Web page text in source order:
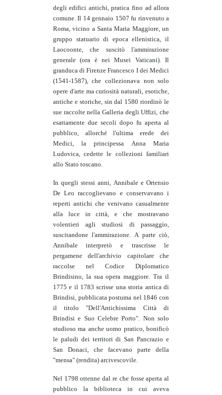
degli edifici antichi, pratica fino ad allora
comune. Il 14 gennaio 1507 fu rinvenuto a
Roma, vicino a Santa Maria Maggiore, un
gruppo statuario di epoca ellenistica, il
Laocoonte, che suscitò l'ammirazione
generale (ora è nei Musei Vaticani). Il
granduca di Firenze Francesco I dei Medici
(1541-1587), che collezionava non solo
opere d'arte ma curiosità naturali, esotiche,
antiche e storiche, sin dal 1580 riordinò le
sue raccolte nella Galleria degli Uffizi, che
esattamente due secoli dopo fu aperta al
pubblico, allorché l'ultima erede dei
Medici, la principessa Anna Maria
Ludovica, cedette le collezioni familiari
allo Stato toscano.
In quegli stessi anni, Annibale e Ortensio
De Leo raccoglievano e conservavano i
reperti antichi che venivano casualmente
alla luce in città, e che mostravano
volentieri agli studiosi di passaggio,
suscitandone l'ammirazione. A parte ciò,
Annibale interpretò e trascrisse le
pergamene dell'archivio capitolare che
raccolse nel Codice Diplomatico
Brindisino, la sua opera maggiore. Tra il
1775 e il 1783 scrisse una storia antica di
Brindisi, pubblicata postuma nel 1846 con
il titolo "Dell'Antichissima Città di
Brindisi e Suo Celebre Porto". Non solo
studioso ma anche uomo pratico, bonificò
le paludi dei territori di San Pancrazio e
San Donaci, che facevano parte della
"mensa" (rendita) arcivescovile.
Nel 1798 ottenne dal re che fosse aperta al
pubblico la biblioteca in cui aveva